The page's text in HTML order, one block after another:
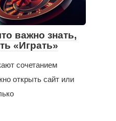
важно знать,
«Играть»
сочетанием
открыть сайт или